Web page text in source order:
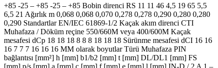
+85 -25 – +85 -25 – +85 Bobin direnci RS 11 11 46 4,5 19 65 5,5
6,5 21 Ağırlık m 0,068 0,068 0,070 0,278 0,278 0,290 0,280 0,280
0,290 Standartlar EN/IEC 61869-1/2 Kaçak akım direnci CTI
Muhafaza / Döküm reçine 550/660M veya 400/600M Kaçak
mesafesi dCp 18 18 18 8 8 8 18 18 18 Sürünme mesafesi dCI 16 16
16 7 7 7 16 16 16 MM olarak boyutlar Türü Muhafaza PIN
bağlantısı [mm²] h [mm] b1/b2 [mm] t [mm] DL/DL1 [mm] FS